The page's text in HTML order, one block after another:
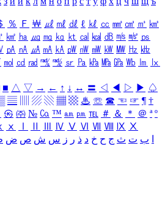
％ Ｆ ￦ ㎕ ㎖ ㎗ ℓ ㎘ ㏄ ㎣ ㎤ ㎥ ㎦
㎢ ㏊ ㎍ ㎎ ㎏ ㏏ ㎈ ㎉ ㏈ ㎧ ㎨ ㎰
㎀ ㎁ ㎂ ㎃ ㎄ ㎺ ㎻ ㎽ ㎾ ㎿ ㎐ ㎑
㏖ ㏅ ㎭ ㎮ ㎯ ㏛ ㎩ ㎪ ㎫ ㎬ ㏝ ㏐
㏓
■ △ ▽ → ← ↑ ↓ ↔ 〓 ◁ ◀ ▷ ▶ ♤
▤ ▨ ▧ ▦ ▩ ♨ ☏ ☎ ☜ ☞ ¶ †
㉿ ㈜ № ㏇ ™ ㏂ ㏘ ℡ ＃ ＆ ＊ ＠ ª º
ⅹ Ⅳ Ⅴ Ⅵ Ⅶ Ⅷ Ⅸ Ⅹ
ب ت ث ج ح خ د ذ ر ز س ش ص ض